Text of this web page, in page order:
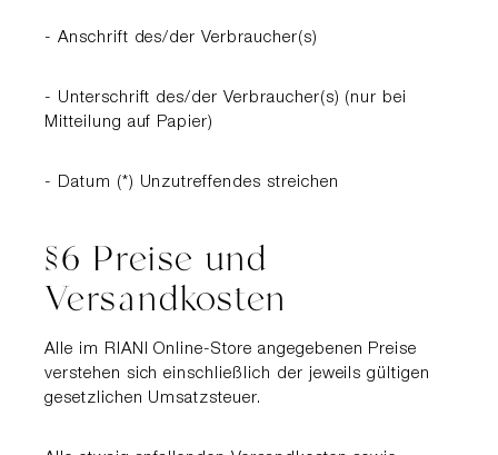
- Anschrift des/der Verbraucher(s)
- Unterschrift des/der Verbraucher(s) (nur bei
Mitteilung auf Papier)
- Datum (*) Unzutreffendes streichen
§6 Preise und
Versandkosten
Alle im RIANI Online-Store angegebenen Preise
verstehen sich einschließlich der jeweils gültigen
gesetzlichen Umsatzsteuer.